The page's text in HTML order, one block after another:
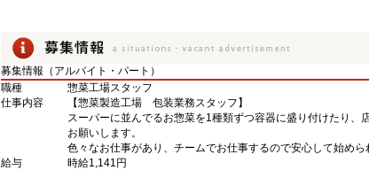
募集情報（アルバイト・パート）
職種
惣菜工場スタッフ
仕事内容
【惣菜製造工場 包装業務スタッフ】
スーパーに並んでるお惣菜を1種類ずつ容器に盛り付けたり
お願いします。
色々なお仕事があり、チームでお仕事するので安心して始めら
給与
時給1,141円